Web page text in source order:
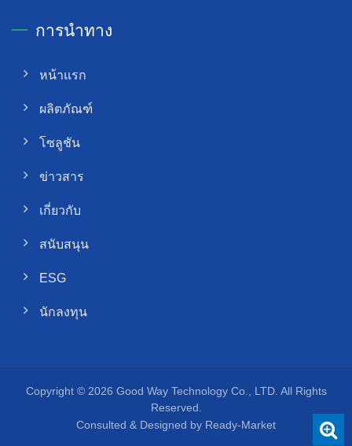
การนำทาง
หน้าแรก
ผลิตภัณฑ์
โซลูชัน
ข่าวสาร
เกี่ยวกับ
สนับสนุน
ESG
นักลงทุน
Copyright © 2026 Good Way Technology Co., LTD. All Rights
Reserved.
Consulted & Designed by Ready-Market